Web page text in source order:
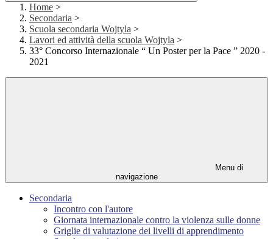
Home >
Secondaria >
Scuola secondaria Wojtyla >
Lavori ed attività della scuola Wojtyla >
33° Concorso Internazionale “ Un Poster per la Pace ” 2020 -
2021
Menu di
navigazione
Secondaria
Incontro con l'autore
Giornata internazionale contro la violenza sulle donne
Griglie di valutazione dei livelli di apprendimento